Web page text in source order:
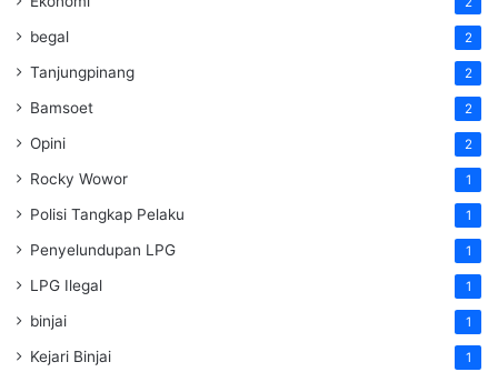
begal 2
Tanjungpinang 2
Bamsoet 2
Opini 2
Rocky Wowor 1
Polisi Tangkap Pelaku 1
Penyelundupan LPG 1
LPG Ilegal 1
binjai 1
Kejari Binjai 1